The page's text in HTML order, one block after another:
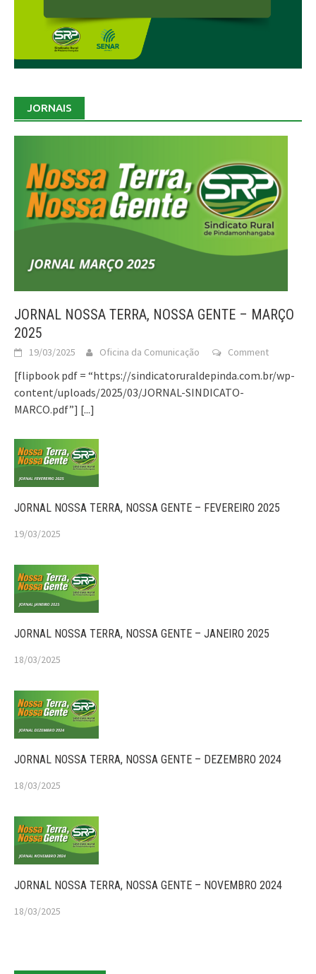
JORNAIS
JORNAL NOSSA TERRA, NOSSA GENTE – MARÇO
2025
19/03/2025 Oficina da Comunicação Comment
[flipbook pdf = “https://sindicatoruraldepinda.com.br/wp-
content/uploads/2025/03/JORNAL-SINDICATO-
MARCO.pdf”] [...]
JORNAL NOSSA TERRA, NOSSA GENTE – FEVEREIRO 2025
19/03/2025
JORNAL NOSSA TERRA, NOSSA GENTE – JANEIRO 2025
18/03/2025
JORNAL NOSSA TERRA, NOSSA GENTE – DEZEMBRO 2024
18/03/2025
JORNAL NOSSA TERRA, NOSSA GENTE – NOVEMBRO 2024
18/03/2025